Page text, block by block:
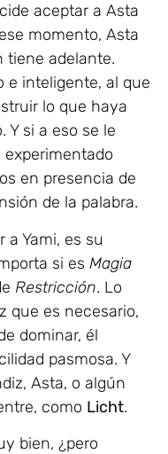
aceptar a Asta
momento, Asta
tiene adelante.
e inteligente, al que
lo que haya
Y si a eso se le
en presencia de
de la palabra.
a Yami, es su
si es Magia
Restricción. Lo
que es necesario,
dominar, él
pasmosa. Y
Asta, o algún
como Licht.
bien, ¿pero